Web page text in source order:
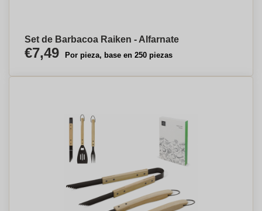
Set de Barbacoa Raiken - Alfarnate
€7,49 Por pieza, base en 250 piezas